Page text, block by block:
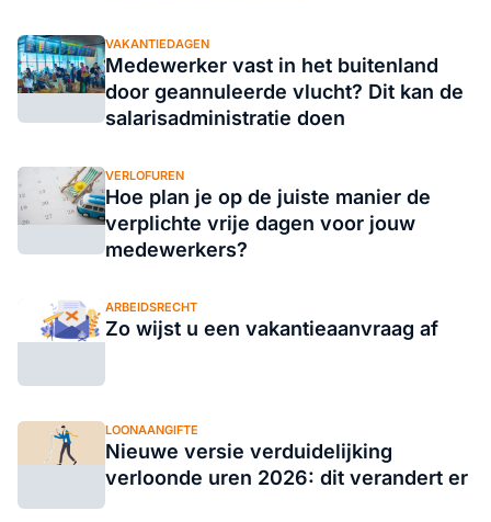
VAKANTIEDAGEN
Medewerker vast in het buitenland
door geannuleerde vlucht? Dit kan de
salarisadministratie doen
VERLOFUREN
Hoe plan je op de juiste manier de
verplichte vrije dagen voor jouw
medewerkers?
ARBEIDSRECHT
Zo wijst u een vakantieaanvraag af
LOONAANGIFTE
Nieuwe versie verduidelijking
verloonde uren 2026: dit verandert er